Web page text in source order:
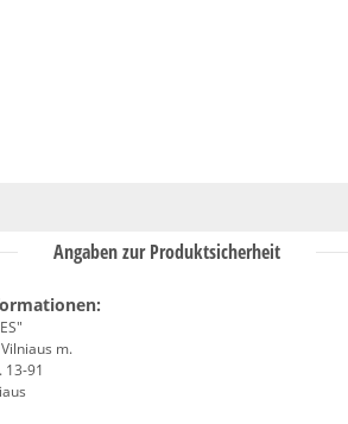
Angaben zur Produktsicherheit
m.
13-91